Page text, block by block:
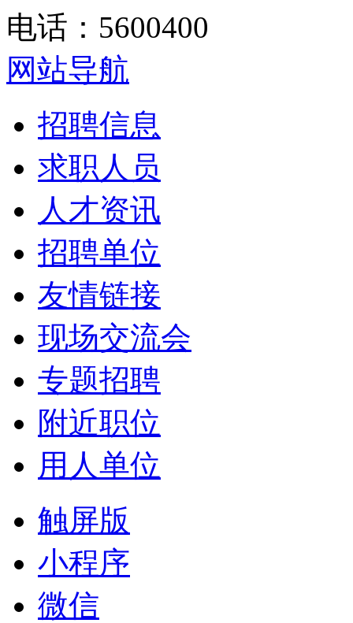
电话：5600400
网站导航
招聘信息
求职人员
人才资讯
招聘单位
友情链接
现场交流会
专题招聘
附近职位
用人单位
触屏版
小程序
微信